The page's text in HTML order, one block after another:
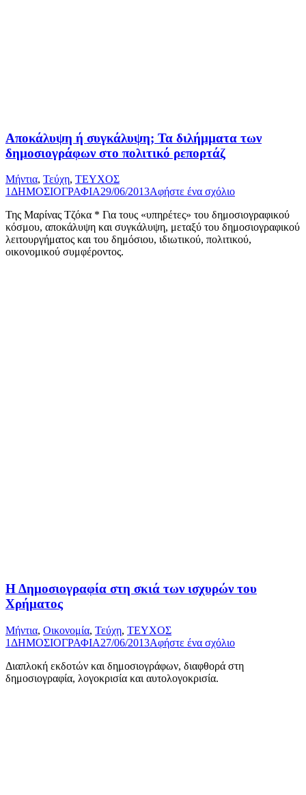
Αποκάλυψη ή συγκάλυψη; Τα διλήµµατα των
δηµοσιογράφων στο πολιτικό ρεπορτάζ
Μήντια, Τεύχη, ΤΕΥΧΟΣ
1 ΔΗΜΟΣΙΟΓΡΑΦΙΑ29/06/2013Αφήστε ένα σχόλιο
Της Μαρίνας Τζόκα * Για τους «υπηρέτες» του δημοσιογραφικού
κόσμου, αποκάλυψη και συγκάλυψη, μεταξύ του δημοσιογραφικού
λειτουργήματος και του δημόσιου, ιδιωτικού, πολιτικού,
οικονομικού συμφέροντος.
Η Δημοσιογραφία στη σκιά των ισχυρών του
Χρήματος
Μήντια, Οικονομία, Τεύχη, ΤΕΥΧΟΣ
1 ΔΗΜΟΣΙΟΓΡΑΦΙΑ27/06/2013Αφήστε ένα σχόλιο
Διαπλοκή εκδοτών και δημοσιογράφων, διαφθορά στη
δημοσιογραφία, λογοκρισία και αυτολογοκρισία.